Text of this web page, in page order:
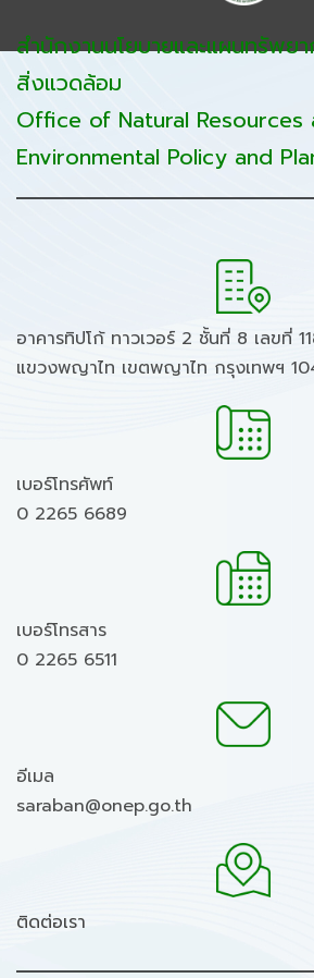
สำนักงานนโยบายและแผนทรัพย
สิ่งแวดล้อม
Office of Natural Resources
Environmental Policy and
อาคารทิปโก้ ทาวเวอร์ 2 ชั้นที่ 8 เลขที่
แขวงพญาไท เขตพญาไท กรุงเทพฯ
เบอร์โทรศัพท์
0 2265 6689
เบอร์โทรสาร
0 2265 6511
อีเมล
saraban@onep.go.th
ติดต่อเรา